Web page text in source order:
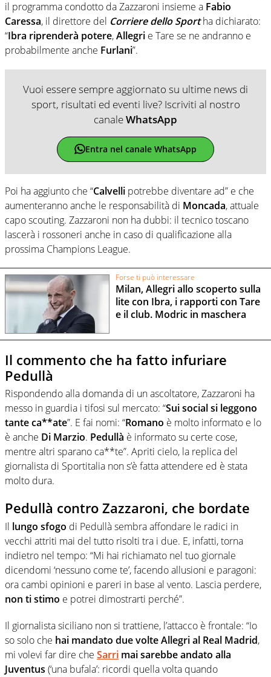
il programma condotto da Zazzaroni insieme a Fabio
Caressa, il direttore del Corriere dello Sportha dichiarato:
“Ibra riprenderà potere,Allegri e Tare se ne andranno e
probabilmente anche Furlani”.
Vuoi essere sempre aggiornato su ultime news di
sport, risultati ed eventi live? Iscriviti al nostro
canaleWhatsApp
Entra nel canale WhatsApp
Poi ha aggiunto che “Calvelli potrebbe diventare ad” e che
aumenteranno anche le responsabilità di Moncada, attuale
capo scouting. Zazzaroni non ha dubbi: il tecnico toscano
lascerà i rossoneri anche in caso di qualificazione alla
prossima Champions League.
Forse ti può interessare
Milan, Allegri allo scoperto sulla
lite con Ibra, i rapporti con Tare
e il club. Modric in maschera
Il commento che ha fatto infuriare
Pedullà
Rispondendo alla domanda di un ascoltatore, Zazzaroni ha
messo in guardia i tifosi sul mercato: “Sui social si leggono
tante ca**ate”. E fai nomi: “Romano è molto informato e lo
è anche Di Marzio. Pedullà è informato su certe cose,
mentre altri sparano ca**te”. Apriti cielo, la replica del
giornalista di Sportitalia non s’è fatta attendere ed è stata
molto dura.
Pedullà contro Zazzaroni, che bordate
Il lungo sfogo di Pedullà sembra affondare le radici in
vecchi attriti mai del tutto risolti tra i due. E, infatti, torna
indietro nel tempo: “Mi hai richiamato nel tuo giornale
dicendomi ‘nessuno come te’, facendo allusioni e paragoni:
ora cambi opinioni e pareri in base al vento. Lascia perdere,
non ti stimo e potrei dimostrarti perché”.
Il giornalista siciliano non si trattiene, l’attacco è frontale: “Io
so solo che hai mandato due volte Allegri al Real Madrid,
mi volevi far dire che Sarri mai sarebbe andato alla
Juventus (‘una bufala’: ricordi quella volta quando